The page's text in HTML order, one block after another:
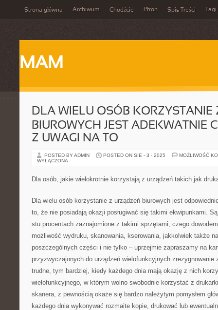
Strona główna Archiwum Chodźcie Pfron Spis Treści Tagi
MAM
DLA WIELU OSÓB KORZYSTANIE
BIUROWYCH JEST ADEKWATNIE
Z UWAGI NA TO
POSTED BY ADMIN POSTED ON SIE - 3 - 2025
MOŻLIWOŚĆ
WYŁĄCZONA
Dla osób, jakie wielokrotnie korzystają z urządzeń takich jak
Dla wielu osób korzystanie z urządzeń biurowych jest
to, że nie posiadają okazji posługiwać się takimi ekwipunkami.
stu procentach zaznajomione z takimi sprzętami, czego
możliwość wydruku, skanowania, kserowania, jakkolwiek także
poszczególnych części i nie tylko – uprzejmie zapraszamy na
przyzwyczajonych do urządzeń wielofunkcyjnych zrezygnowanie
trudne, tym bardziej, kiedy każdego dnia mają okazję z nich
wielofunkcyjnego, w którym wolno swobodnie korzystać z
skanera, z pewnością okaże się bardzo należytym pomysłem
każdego dnia wykonywać rozmaite kopie, drukować lub